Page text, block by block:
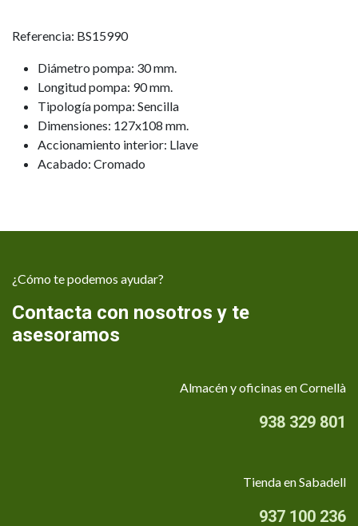
Referencia: BS15990
Diámetro pompa: 30 mm.
Longitud pompa: 90 mm.
Tipología pompa: Sencilla
Dimensiones: 127x108 mm.
Accionamiento interior: Llave
Acabado: Cromado
¿Cómo te podemos ayudar?
Contacta con nosotros y te
asesoramos
Almacén y oficinas en Cornellà
938 329 801
Tienda en Sabadell
937 100 236